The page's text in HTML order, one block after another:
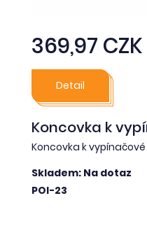
369,97 CZK
Detail
Koncovka k
Koncovka k
Skladem: Na dotaz
POI-23